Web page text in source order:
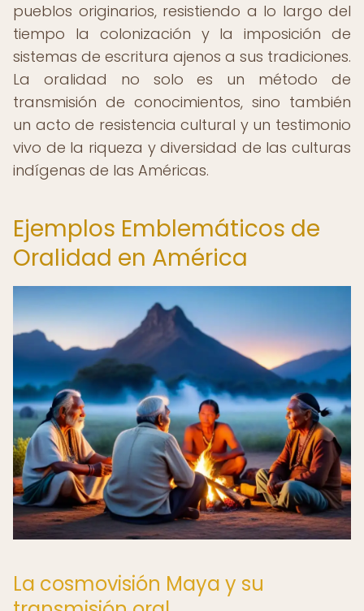
pueblos originarios, resistiendo a lo largo del
tiempo la colonización y la imposición de
sistemas de escritura ajenos a sus tradiciones.
La oralidad no solo es un método de
transmisión de conocimientos, sino también
un acto de resistencia cultural y un testimonio
vivo de la riqueza y diversidad de las culturas
indígenas de las Américas.
Ejemplos Emblemáticos de
Oralidad en América
La cosmovisión Maya y su